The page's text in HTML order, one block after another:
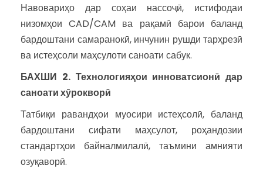
Навовариҳо дар соҳаи нассоҷӣ, истифодаи
низомҳои CAD/CAM ва рақамӣ барои баланд
бардоштани самаранокӣ, инчунин рушди тарҳрезӣ
ва истеҳсоли маҳсулоти саноати сабук.
БАХШИ 2. Технологияҳои инноватсионӣ дар
саноати хӯрокворӣ
Татбиқи равандҳои муосири истеҳсолӣ, баланд
бардоштани сифати маҳсулот, роҳандозии
стандартҳои байналмилалӣ, таъмини амнияти
озуқаворӣ.